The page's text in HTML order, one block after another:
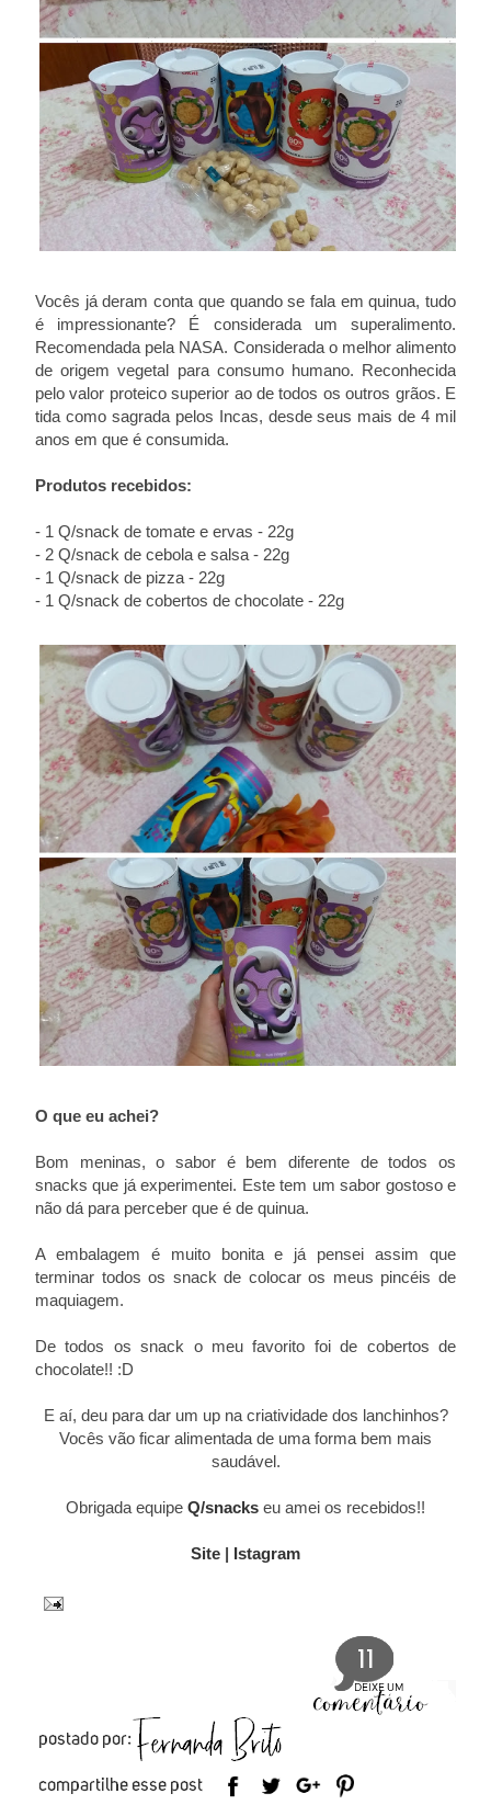
Vocês já deram conta que quando se fala em quinua, tudo
é impressionante? É considerada um superalimento.
Recomendada pela NASA. Considerada o melhor alimento
de origem vegetal para consumo humano. Reconhecida
pelo valor proteico superior ao de todos os outros grãos. E
tida como sagrada pelos Incas, desde seus mais de 4 mil
anos em que é consumida.
Produtos recebidos:
- 1 Q/snack de tomate e ervas - 22g
- 2 Q/snack de cebola e salsa - 22g
- 1 Q/snack de pizza - 22g
- 1 Q/snack de cobertos de chocolate - 22g
O que eu achei?
Bom meninas, o sabor é bem diferente de todos os
snacks que já experimentei. Este tem um sabor gostoso e
não dá para perceber que é de quinua.
A embalagem é muito bonita e já pensei assim que
terminar todos os snack de colocar os meus pincéis de
maquiagem.
De todos os snack o meu favorito foi de cobertos de
chocolate!! :D
E aí, deu para dar um up na criatividade dos lanchinhos?
Vocês vão ficar alimentada de uma forma bem mais
saudável.
Obrigada equipe Q/snacks eu amei os recebidos!!
Site | Istagram
11